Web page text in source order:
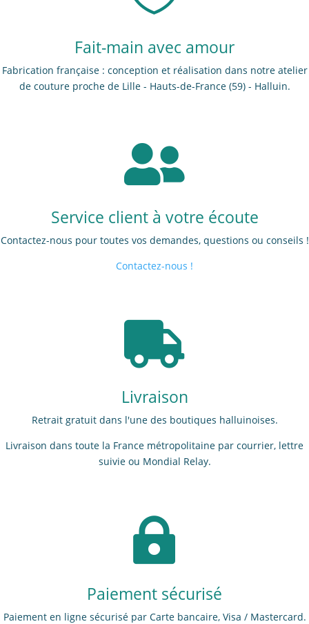
Fait-main avec amour
Fabrication française : conception et réalisation dans notre atelier
de couture proche de Lille - Hauts-de-France (59) - Halluin.

Service client à votre écoute
Contactez-nous pour toutes vos demandes, questions ou conseils !
Contactez-nous !

Livraison
Retrait gratuit dans l'une des boutiques halluinoises.
Livraison dans toute la France métropolitaine par courrier, lettre
suivie ou Mondial Relay.

Paiement sécurisé
Paiement en ligne sécurisé par Carte bancaire, Visa / Mastercard.